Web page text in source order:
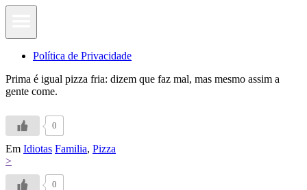
Política de Privacidade
Prima é igual pizza fria: dizem que faz mal, mas mesmo assim a
gente come.
0
Em Idiotas Familia, Pizza
>
0